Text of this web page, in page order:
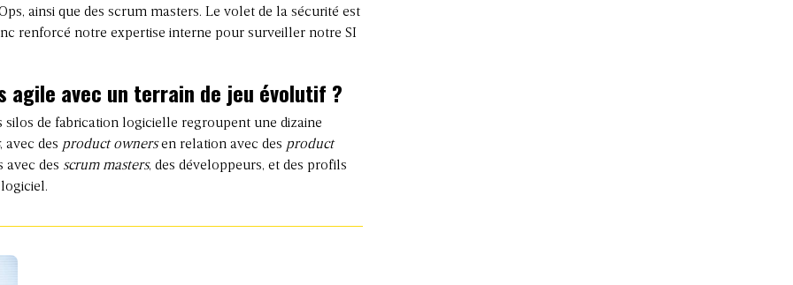
ainsi que des scrum masters. Le volet de la sécurité est
renforcé notre expertise interne pour surveiller notre SI
agile avec un terrain de jeu évolutif ?
silos de fabrication logicielle regroupent une dizaine
, avec des product ownersen relation avec des product
avec des scrum masters, des développeurs, et des profils